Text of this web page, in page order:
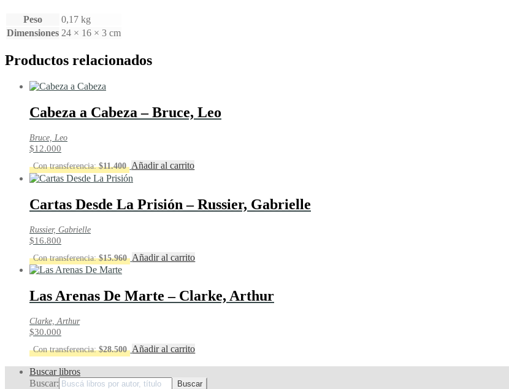
Peso
0,17 kg
Dimensiones 24 × 16 × 3 cm
Productos relacionados
Cabeza a Cabeza – Bruce, Leo
Bruce, Leo
$12.000
Con transferencia:$11.400 Añadir al carrito
Cartas Desde La Prisión – Russier, Gabrielle
Russier, Gabrielle
$16.800
Con transferencia:$15.960 Añadir al carrito
Las Arenas De Marte – Clarke, Arthur
Clarke, Arthur
$30.000
Con transferencia:$28.500 Añadir al carrito
Buscar libros
Buscar: